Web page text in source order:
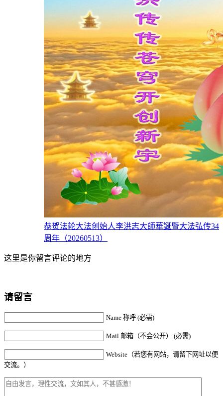
恭贺法轮大法创始人李洪志大師華誕暨大法弘传34
周年（20260513）
这里是你留言评论的地方
请留言
Name 称呼 (必需)
Mail 邮箱（不会公开） (必需)
Website（若您有网站，请留下网址以便
交流。）